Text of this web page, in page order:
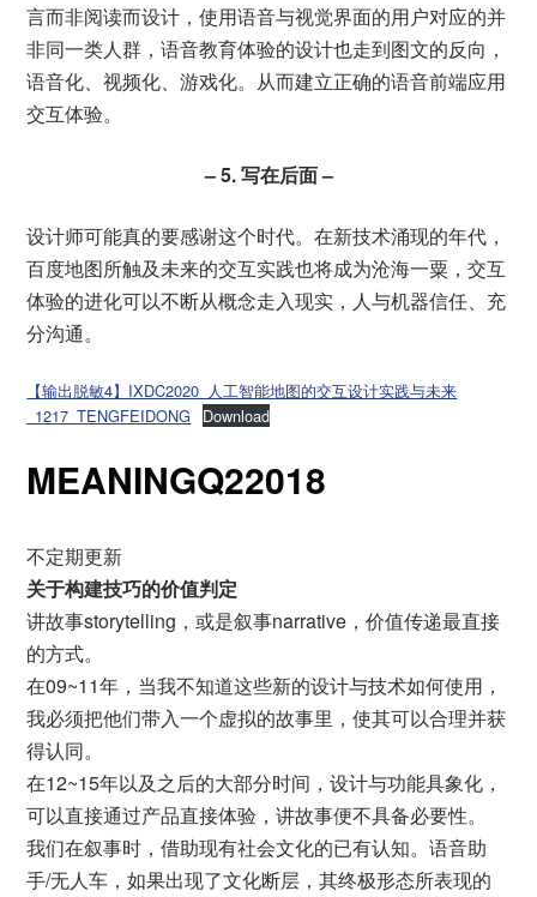
言而非阅读而设计，使用语音与视觉界面的用户对应的并
非同一类人群，语音教育体验的设计也走到图文的反向，
语音化、视频化、游戏化。从而建立正确的语音前端应用
交互体验。
– 5. 写在后面 –
设计师可能真的要感谢这个时代。在新技术涌现的年代，
百度地图所触及未来的交互实践也将成为沧海一粟，交互
体验的进化可以不断从概念走入现实，人与机器信任、充
分沟通。
【输出脱敏4】IXDC2020_人工智能地图的交互设计实践与未来
_1217_TENGFEIDONG
Download
MEANINGQ22018
不定期更新
关于构建技巧的价值判定
讲故事storytelling，或是叙事narrative，价值传递最直接
的方式。
在09~11年，当我不知道这些新的设计与技术如何使用，
我必须把他们带入一个虚拟的故事里，使其可以合理并获
得认同。
在12~15年以及之后的大部分时间，设计与功能具象化，
可以直接通过产品直接体验，讲故事便不具备必要性。
我们在叙事时，借助现有社会文化的已有认知。语音助
手/无人车，如果出现了文化断层，其终极形态所表现的